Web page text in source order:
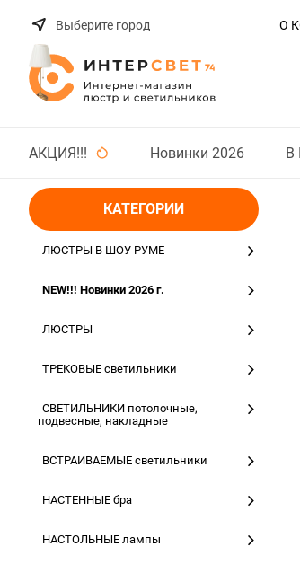
Выберите город О
АКЦИЯ!!! Новинки 2026 В
КАТЕГОРИИ
ЛЮСТРЫ В ШОУ-РУМЕ
NEW!!! Новинки 2026 г.
ЛЮСТРЫ
ТРЕКОВЫЕ светильники
СВЕТИЛЬНИКИ потолочные,
подвесные, накладные
ВСТРАИВАЕМЫЕ светильники
НАСТЕННЫЕ бра
НАСТОЛЬНЫЕ лампы